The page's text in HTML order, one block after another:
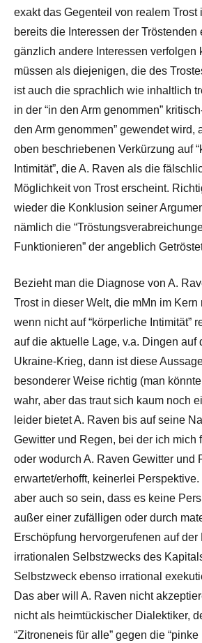
exakt das Gegenteil von realem Trost
bereits die Interessen der Tröstenden
gänzlich andere Interessen verfolgen
müssen als diejenigen, die des
ist auch die sprachlich wie inhaltlich
in der “in den Arm genommen”
den Arm genommen” gewendet wird,
oben beschriebenen Verkürzung auf
Intimität”, die A. Raven als die
Möglichkeit von Trost erscheint.
wieder die Konklusion seiner
nämlich die
Funktionieren” der angeblich
Bezieht man die Diagnose von A.
Trost in dieser Welt, die mMn im Kern
wenn nicht auf “körperliche Intimität”
auf die aktuelle Lage, v.a. Dingen auf
Ukraine-Krieg, dann ist diese
besonderer Weise richtig (man
wahr, aber das traut sich kaum noch
leider bietet A. Raven bis auf seine
Gewitter und Regen, bei der ich mich
oder wodurch A. Raven Gewitter und
erwartet/erhofft, keinerlei
aber auch so sein, dass es keine
außer einer zufälligen oder durch
Erschöpfung hervorgerufenen auf der
irrationalen Selbstzwecks des
Selbstzweck ebenso irrational
Das aber will A. Raven nicht
nicht als heimtückischer Dialektiker,
“Zitroneneis für alle” gegen die